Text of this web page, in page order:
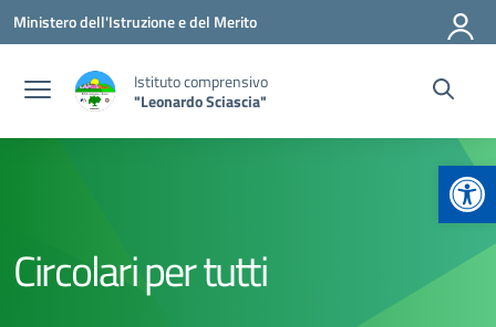
Vai ai contenuti
Vai al menu di navigazione
Vai al footer
Ministero dell'Istruzione e del Merito
Istituto comprensivo
"Leonardo Sciascia"
Circolari per tutti